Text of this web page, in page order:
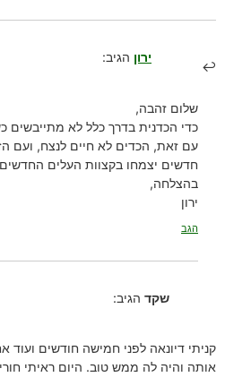
ירון הגיב:
שלום זהבה,
כדי הכדנית בדרך כלל לא מתייבשים
עם זאת, הכדים לא חיים לנצח, ועם
חדשים יצמחו בקצוות העלים
בהצלחה,
ירון
הגב
שקד הגיב:
קניתי דיונאה לפני חמישה חודשים ועוד
אותה והיה לה ממש טוב. היום ראיתי